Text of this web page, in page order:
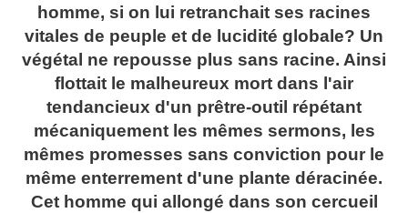
homme, si on lui retranchait ses racines
vitales de peuple et de lucidité globale? Un
végétal ne repousse plus sans racine. Ainsi
flottait le malheureux mort dans l'air
tendancieux d'un prêtre-outil répétant
mécaniquement les mêmes sermons, les
mêmes promesses sans conviction pour le
même enterrement d'une plante déracinée.
Cet homme qui allongé dans son cercueil